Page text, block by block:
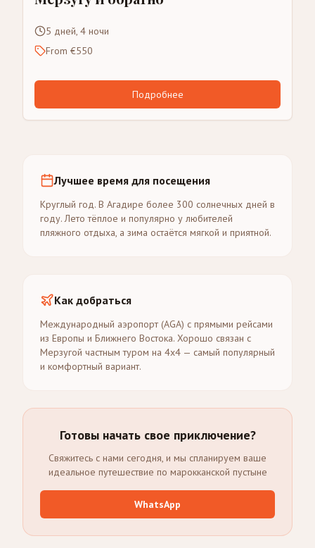
5 дней, 4 ночи
From €550
Подробнее
Лучшее время для посещения
Круглый год. В Агадире более 300 солнечных дней в
году. Лето тёплое и популярно у любителей
пляжного отдыха, а зима остаётся мягкой и приятной.
Как добраться
Международный аэропорт (AGA) с прямыми рейсами
из Европы и Ближнего Востока. Хорошо связан с
Мерзугой частным туром на 4x4 — самый популярный
и комфортный вариант.
Готовы начать свое приключение?
Свяжитесь с нами сегодня, и мы спланируем ваше
идеальное путешествие по марокканской пустыне
WhatsApp